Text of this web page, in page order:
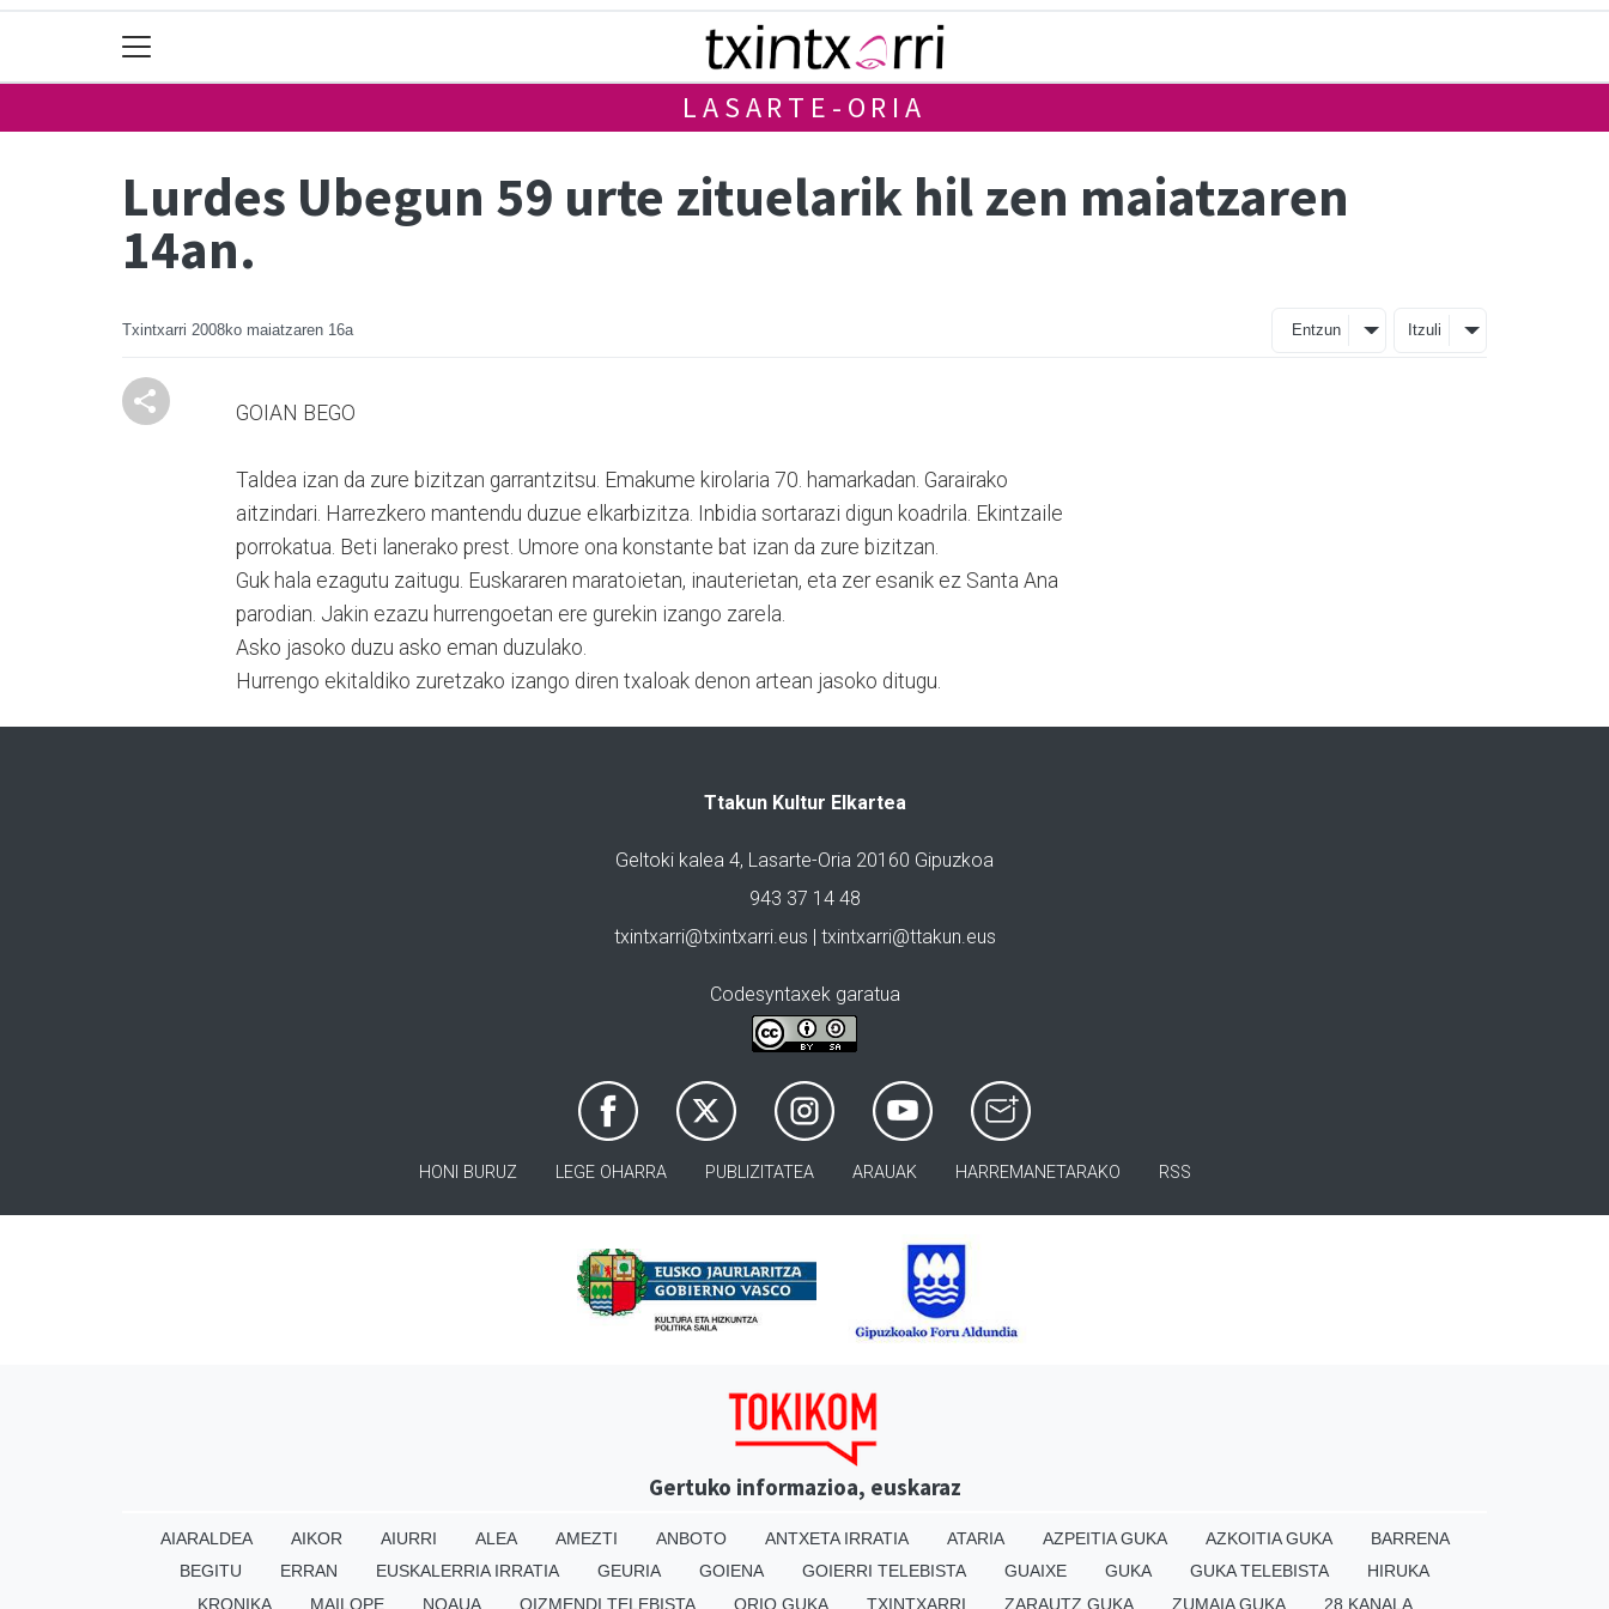
LASARTE-ORIA
Lurdes Ubegun 59 urte zituelarik hil zen maiatzaren
14an.
Txintxarri 2008ko maiatzaren 16a Entzun Itzuli
GOIAN BEGO
Taldea izan da zure bizitzan garrantzitsu. Emakume kirolaria 70. hamarkadan. Garairako
aitzindari. Harrezkero mantendu duzue elkarbizitza. Inbidia sortarazi digun koadrila. Ekintzaile
porrokatua. Beti lanerako prest. Umore ona konstante bat izan da zure bizitzan.
Guk hala ezagutu zaitugu. Euskararen maratoietan, inauterietan, eta zer esanik ez Santa Ana
parodian. Jakin ezazu hurrengoetan ere gurekin izango zarela.
Asko jasoko duzu asko eman duzulako.
Hurrengo ekitaldiko zuretzako izango diren txaloak denon artean jasoko ditugu.
Ttakun Kultur Elkartea
Geltoki kalea 4, Lasarte-Oria 20160 Gipuzkoa
943 37 14 48
txintxarri@txintxarri.eus | txintxarri@ttakun.eus
Codesyntaxek garatua
HONI BURUZ LEGE OHARRA PUBLIZITATEA ARAUAK HARREMANETARAKO RSS
Gertuko informazioa, euskaraz
AIARALDEA AIKOR AIURRI ALEA AMEZTI ANBOTO ANTXETA IRRATIA ATARIA AZPEITIA GUKA AZKOITIA GUKA
BARRENA
BEGITU
ERRAN EUSKALERRIA IRRATIA GEURIA GOIENA GOIERRI TELEBISTA GUAIXE GUKA GUKA TELEBISTA
HIRUKA
KRONIKA
MAILOPE NOAUA OIZMENDI TELEBISTA ORIO GUKA TXINTXARRI ZARAUTZ GUKA ZUMAIA GUKA 28 KANALA